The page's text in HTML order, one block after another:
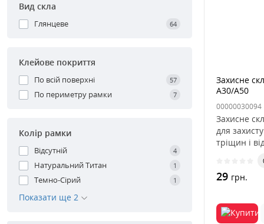
Вид скла
Глянцеве 64
Клейове покриття
По всій поверхні 57
По периметру рамки 7
Колір рамки
Відсутній 4
Натуральний Титан 1
Темно-Сірий 1
Показати ще 2
Захисне
A30/A50
00000030094
Захисне
для
тріщин і
29 грн.